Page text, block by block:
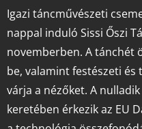
Igazi táncművészeti
nappal induló Sissi Őszi
novemberben. A tánchét
be, valamint festészeti és
várja a nézőket. A
keretében érkezik az EU